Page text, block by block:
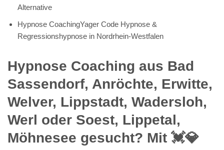
Alternative
Hypnose CoachingYager Code Hypnose &
Regressionshypnose in Nordrhein-Westfalen
Hypnose Coaching aus Bad
Sassendorf, Anröchte, Erwitte,
Welver, Lippstadt, Wadersloh,
Werl oder Soest, Lippetal,
Möhnesee gesucht? Mit 💓️💎